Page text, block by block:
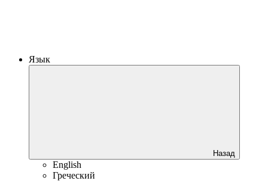
Язык
Назад
English
Греческий